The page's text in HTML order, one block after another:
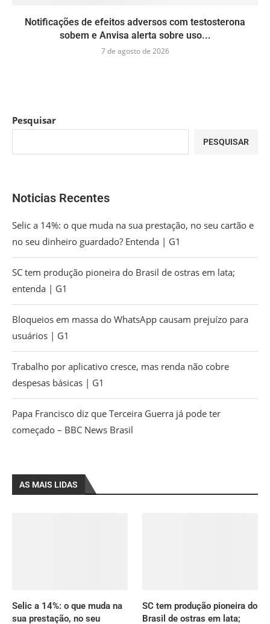
Notificações de efeitos adversos com testosterona
sobem e Anvisa alerta sobre uso...
7 de agosto de 2026
Pesquisar
PESQUISAR
Noticias Recentes
Selic a 14%: o que muda na sua prestação, no seu cartão e
no seu dinheiro guardado? Entenda | G1
SC tem produção pioneira do Brasil de ostras em lata;
entenda | G1
Bloqueios em massa do WhatsApp causam prejuízo para
usuários | G1
Trabalho por aplicativo cresce, mas renda não cobre
despesas básicas | G1
Papa Francisco diz que Terceira Guerra já pode ter
começado – BBC News Brasil
AS MAIS LIDAS
Selic a 14%: o que muda na
sua prestação, no seu
SC tem produção pioneira do
Brasil de ostras em lata;